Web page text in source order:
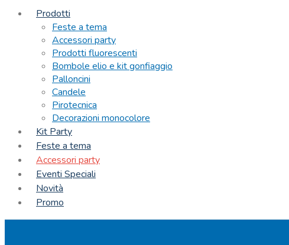
Prodotti
Feste a tema
Accessori party
Prodotti fluorescenti
Bombole elio e kit gonfiaggio
Palloncini
Candele
Pirotecnica
Decorazioni monocolore
Kit Party
Feste a tema
Accessori party
Eventi Speciali
Novità
Promo